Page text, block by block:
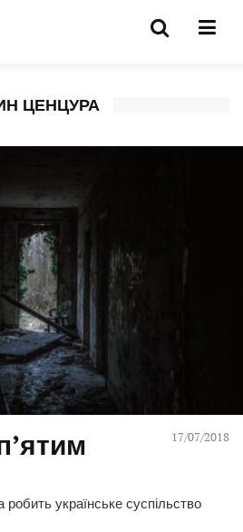
ЦЕНЦУРА
17/07/2018
робить українське суспільство